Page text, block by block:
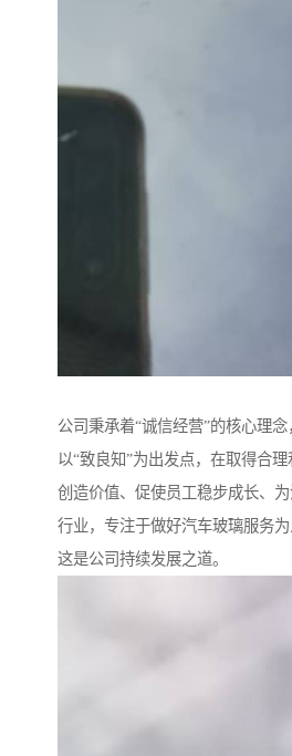
公司秉承着“诚信经营”的核心理
以“致良知”为出发点，在取得合
创造价值、促使员工稳步成长、
行业，专注于做好汽车玻璃服务为
这是公司持续发展之道。